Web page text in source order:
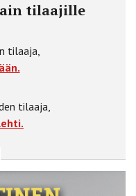
tilaajille
tilaaja,
tilaaja,